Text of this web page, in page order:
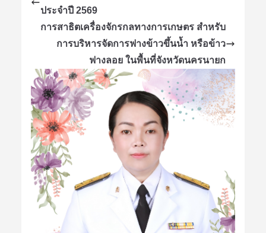
ประจำปี 2569
การสาธิตเครื่องจักรกลทางการเกษตร สำหรับ
การบริหารจัดการฟางข้าวขึ้นน้ำ หรือข้าว
ฟางลอย ในพื้นที่จังหวัดนครนายก